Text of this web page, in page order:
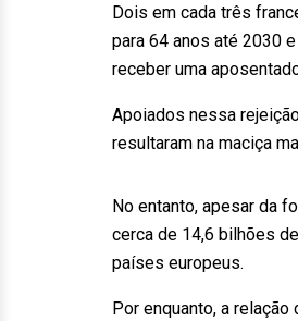
Dois em cada três
para 64 anos até 2030
receber uma
Apoiados nessa
resultaram na maciça
No entanto, apesar da
cerca de 14,6 bilhões
países europeus.
Por enquanto, a